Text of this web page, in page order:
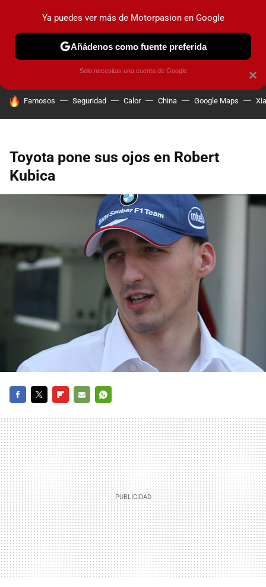
PRUEBAS COCHES ELÉCTRICOS OBSERVATORIO
HOY SE HABLA DE
Famosos Seguridad Calor China Google Maps
Toyota pone sus ojos en Robert
Kubica
MAIL
×
Ya puedes ver más de Motorpasion en Google
Añádenos como fuente preferida
Solo necesitas una cuenta de Google